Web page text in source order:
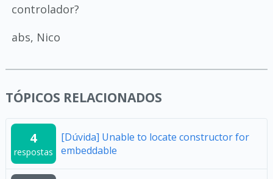
controlador?
abs, Nico
TÓPICOS RELACIONADOS
4
respostas
[Dúvida] Unable to locate constructor for
embeddable